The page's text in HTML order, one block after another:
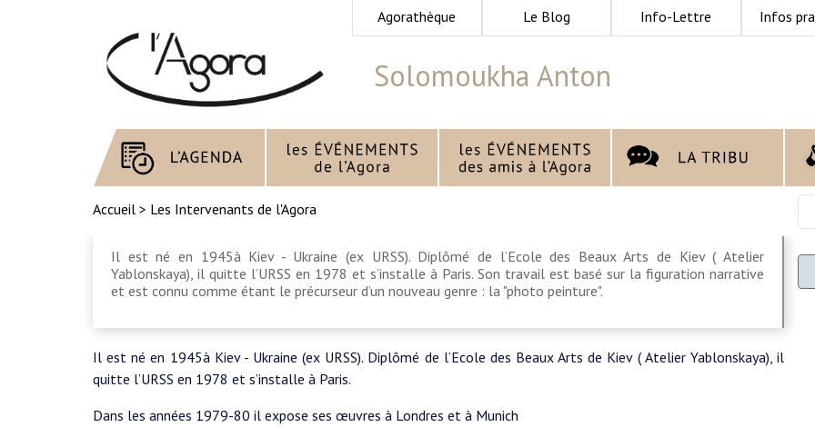
Agorathèque Le Blog Info-Lettre Infos
Solomoukha Anton
Accueil > Les Intervenants de l'Agora
Il est né en 1945à Kiev - Ukraine (ex URSS). Diplômé de l’Ecole des Beaux Arts de Kiev ( Atelier
Yablonskaya), il quitte l’URSS en 1978 et s’installe à Paris. Son travail est basé sur la figuration narrative
et est connu comme étant le précurseur d’un nouveau genre : la "photo peinture".
Il est né en 1945à Kiev - Ukraine (ex URSS). Diplômé de l’Ecole des Beaux Arts de Kiev ( Atelier Yablonskaya), il
quitte l’URSS en 1978 et s’installe à Paris.
Dans les années 1979-80 il expose ses œuvres à Londres et à Munich